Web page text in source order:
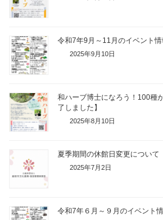
令和7年9月～11月のイベント情
2025年9月10日
和ハーブ博士になろう！100種
了しました】
2025年8月10日
夏季期間の休館日変更について
2025年7月2日
令和7年６月～９月のイベント